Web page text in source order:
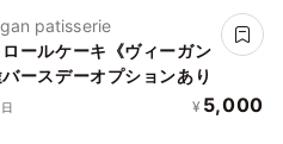
patisserie
ールケーキ《ヴィーガン
ースデーオプションあり
¥ 5,000